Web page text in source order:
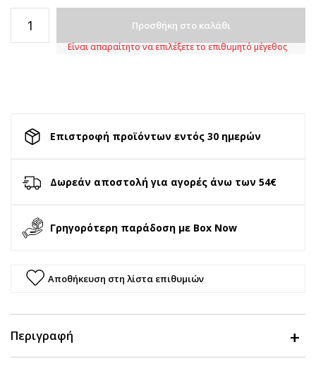
Προσθήκη στο καλάθι
Είναι απαραίτητο να επιλέξετε το επιθυμητό μέγεθος
Επιστροφή προϊόντων εντός 30 ημερών
Δωρεάν αποστολή για αγορές άνω των 54€
Γρηγορότερη παράδοση με Box Now
Αποθήκευση στη λίστα επιθυμιών
Περιγραφή